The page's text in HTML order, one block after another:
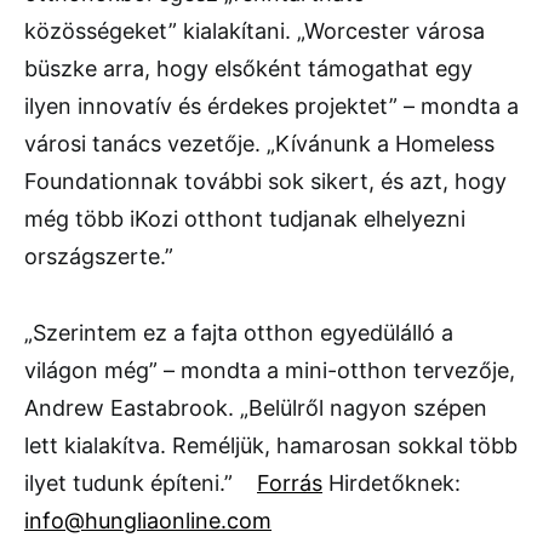
közösségeket” kialakítani. „Worcester városa
büszke arra, hogy elsőként támogathat egy
ilyen innovatív és érdekes projektet” – mondta a
városi tanács vezetője. „Kívánunk a Homeless
Foundationnak további sok sikert, és azt, hogy
még több iKozi otthont tudjanak elhelyezni
országszerte.”
„Szerintem ez a fajta otthon egyedülálló a
világon még” – mondta a mini-otthon tervezője,
Andrew Eastabrook. „Belülről nagyon szépen
lett kialakítva. Reméljük, hamarosan sokkal több
ilyet tudunk építeni.” Forrás Hirdetőknek:
info@hungliaonline.com